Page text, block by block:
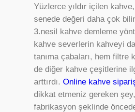
Yüzlerce yıldır içilen
senede değeri daha çok
3.nesil kahve demleme
kahve severlerin kahveyi
tanıma çabaları, hem filtre
de diğer kahve çeşitlerine
arttırdı. Online kahve
dikkat etmeniz gereken
fabrikasyon şeklinde